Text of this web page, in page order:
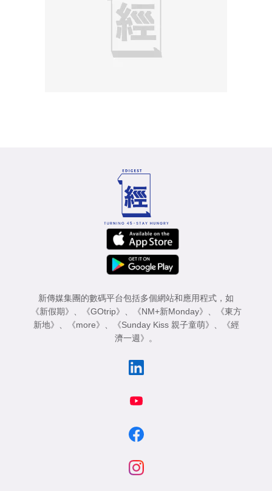
新傳媒集團的數碼平台包括多個網站和應用程式，如
《新假期》
《GOtrip》 《NM+新Monday》
《東方
新地》
《more》 《Sunday Kiss 親子童萌》
《經
濟一週》
。